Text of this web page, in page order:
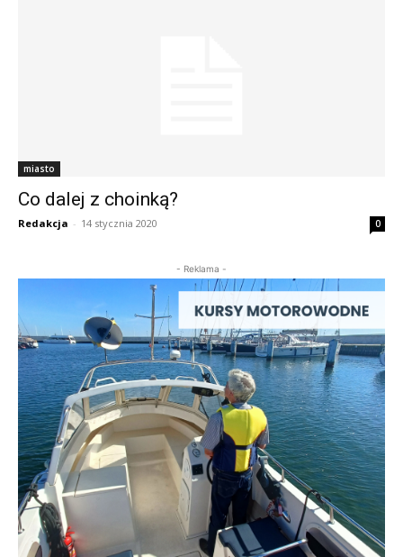
miasto
Co dalej z choinką?
Redakcja - 14 stycznia 2020 0
- Reklama -